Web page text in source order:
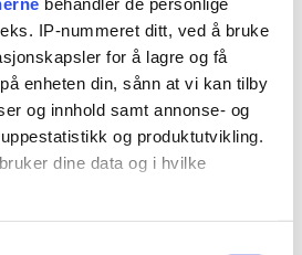
IP-nummeret ditt, ved å bruke
for å lagre og få
enheten din, sånn at vi kan tilby
og innhold samt annonse- og
og produktutvikling.
dine data og i hvilke